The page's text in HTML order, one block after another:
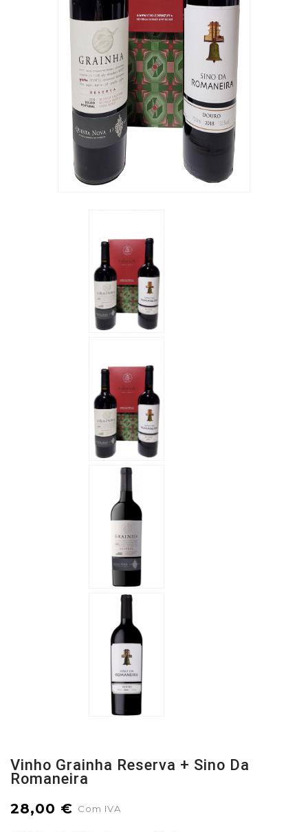
Vinho Grainha Reserva + Sino Da
Romaneira
28,00 € Com IVA